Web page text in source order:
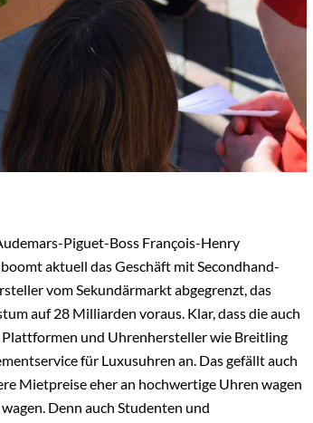
Piguet-Boss François-Henry
aktuell das Geschäft mit Secondhand-
vom Sekundärmarkt abgegrenzt, das
auf 28 Milliarden voraus. Klar, dass die auch
und Uhrenhersteller wie Breitling
für Luxusuhren an. Das gefällt auch
Mietpreise eher an hochwertige Uhren wagen
Denn auch Studenten und